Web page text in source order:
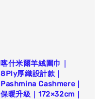
喀什米爾羊絨圍巾｜
8Ply厚織設計款｜
Pashmina Cashmere｜
保暖升級｜172×32cm｜